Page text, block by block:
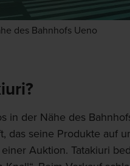
des Bahnhofs Ueno
in der Nähe des
das seine Produkte auf
Auktion. Tatakiuri